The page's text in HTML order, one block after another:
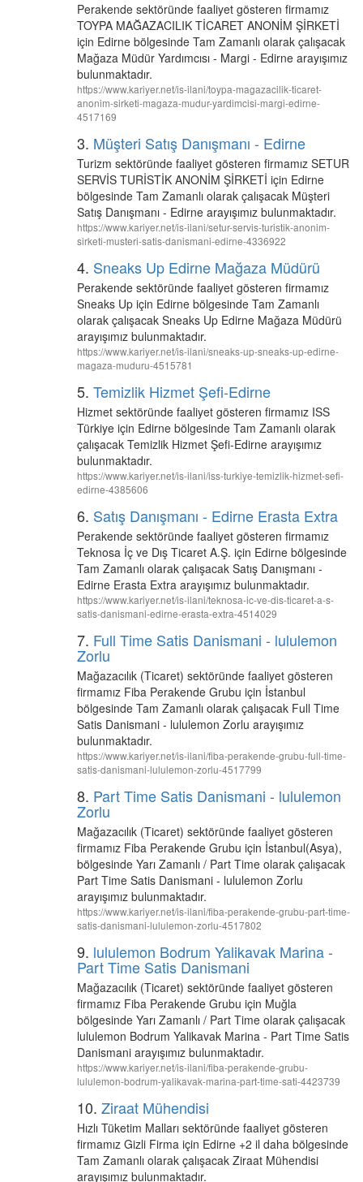
Perakende sektöründe faaliyet gösteren firmamız
TOYPA MAĞAZACILIK TİCARET ANONİM ŞİRKETİ
için Edirne bölgesinde Tam Zamanlı olarak çalışacak
Mağaza Müdür Yardımcısı - Margi - Edirne arayışımız
bulunmaktadır.
https://www.kariyer.net/is-ilani/toypa-magazacilik-ticaret-
anonim-sirketi-magaza-mudur-yardimcisi-margi-edirne-
4517169
3. Müşteri Satış Danışmanı - Edirne
Turizm sektöründe faaliyet gösteren firmamız SETUR
SERVİS TURİSTİK ANONİM ŞİRKETİ için Edirne
bölgesinde Tam Zamanlı olarak çalışacak Müşteri
Satış Danışmanı - Edirne arayışımız bulunmaktadır.
https://www.kariyer.net/is-ilani/setur-servis-turistik-anonim-
sirketi-musteri-satis-danismani-edirne-4336922
4. Sneaks Up Edirne Mağaza Müdürü
Perakende sektöründe faaliyet gösteren firmamız
Sneaks Up için Edirne bölgesinde Tam Zamanlı
olarak çalışacak Sneaks Up Edirne Mağaza Müdürü
arayışımız bulunmaktadır.
https://www.kariyer.net/is-ilani/sneaks-up-sneaks-up-edirne-
magaza-muduru-4515781
5. Temizlik Hizmet Şefi-Edirne
Hizmet sektöründe faaliyet gösteren firmamız ISS
Türkiye için Edirne bölgesinde Tam Zamanlı olarak
çalışacak Temizlik Hizmet Şefi-Edirne arayışımız
bulunmaktadır.
https://www.kariyer.net/is-ilani/iss-turkiye-temizlik-hizmet-sefi-
edirne-4385606
6. Satış Danışmanı - Edirne Erasta Extra
Perakende sektöründe faaliyet gösteren firmamız
Teknosa İç ve Dış Ticaret A.Ş. için Edirne bölgesinde
Tam Zamanlı olarak çalışacak Satış Danışmanı -
Edirne Erasta Extra arayışımız bulunmaktadır.
https://www.kariyer.net/is-ilani/teknosa-ic-ve-dis-ticaret-a-s-
satis-danismani-edirne-erasta-extra-4514029
7. Full Time Satis Danismani - lululemon
Zorlu
Mağazacılık (Ticaret) sektöründe faaliyet gösteren
firmamız Fiba Perakende Grubu için İstanbul
bölgesinde Tam Zamanlı olarak çalışacak Full Time
Satis Danismani - lululemon Zorlu arayışımız
bulunmaktadır.
https://www.kariyer.net/is-ilani/fiba-perakende-grubu-full-time-
satis-danismani-lululemon-zorlu-4517799
8. Part Time Satis Danismani - lululemon
Zorlu
Mağazacılık (Ticaret) sektöründe faaliyet gösteren
firmamız Fiba Perakende Grubu için İstanbul(Asya),
bölgesinde Yarı Zamanlı / Part Time olarak çalışacak
Part Time Satis Danismani - lululemon Zorlu
arayışımız bulunmaktadır.
https://www.kariyer.net/is-ilani/fiba-perakende-grubu-part-time-
satis-danismani-lululemon-zorlu-4517802
9. lululemon Bodrum Yalikavak Marina -
Part Time Satis Danismani
Mağazacılık (Ticaret) sektöründe faaliyet gösteren
firmamız Fiba Perakende Grubu için Muğla
bölgesinde Yarı Zamanlı / Part Time olarak çalışacak
lululemon Bodrum Yalikavak Marina - Part Time Satis
Danismani arayışımız bulunmaktadır.
https://www.kariyer.net/is-ilani/fiba-perakende-grubu-
lululemon-bodrum-yalikavak-marina-part-time-sati-4423739
10. Ziraat Mühendisi
Hızlı Tüketim Malları sektöründe faaliyet gösteren
firmamız Gizli Firma için Edirne +2 il daha bölgesinde
Tam Zamanlı olarak çalışacak Ziraat Mühendisi
arayışımız bulunmaktadır.